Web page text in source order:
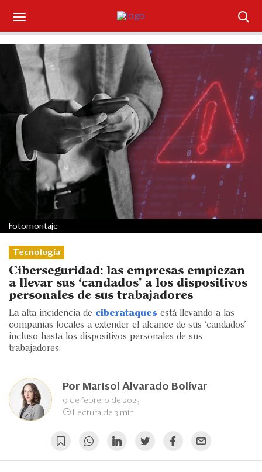
Suscríbase
Iniciar sesión
Portada
¿Qué está pasando?
Sectores y Empresas
Management
Economía y Finanzas
Legal y Política
Eventos
Blogs
Ranking CEO
Edición Impresa
Tecnología
Ciberseguridad: las empresas empiezan
a llevar sus ‘candados’ a los dispositivos
personales de sus trabajadores
La alta incidencia de ciberataques está llevando a las
compañías locales a extender el alcance de sus ‘candados’
incluso hasta los dispositivos personales de sus
trabajadores.
Por Marisol Alvarado Bolívar
9 de febrero de 2025
Lectura de 3 min
Fotomontaje